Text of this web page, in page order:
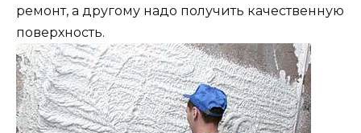
ремонт, а другому надо получить качественную
поверхность.